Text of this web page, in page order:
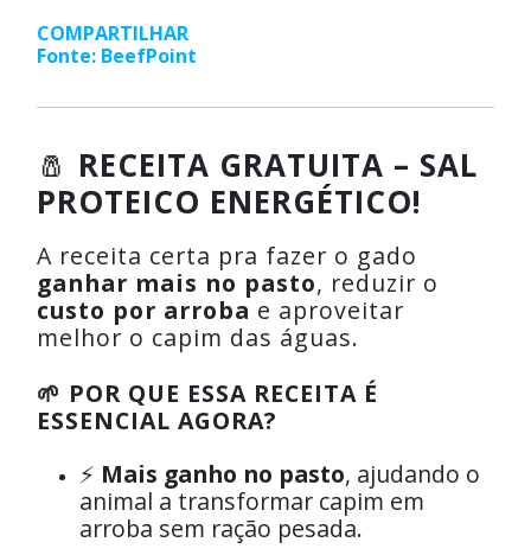
COMPARTILHAR
Fonte: BeefPoint
🧂 RECEITA GRATUITA – SAL
PROTEICO ENERGÉTICO!
A receita certa pra fazer o gado
ganhar mais no pasto, reduzir o
custo por arroba e aproveitar
melhor o capim das águas.
🌱 POR QUE ESSA RECEITA É
ESSENCIAL AGORA?
⚡ Mais ganho no pasto, ajudando o
animal a transformar capim em
arroba sem ração pesada.